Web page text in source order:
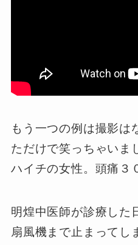
もう一つの例は撮影は
ただけで笑っちゃいま
ハイチの女性。頭痛３
明煌中医師が診療した
扇風機まで止まってし